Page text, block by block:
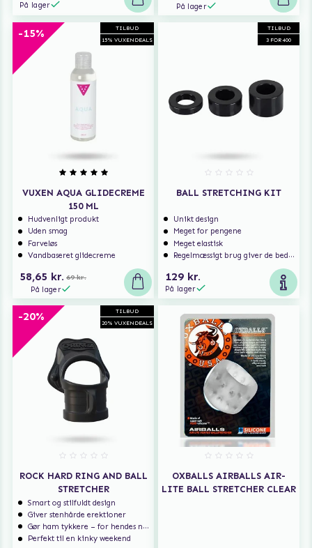
På lager På lager
TILBUD
15% VUXENDEALS
-15%
VUXEN AQUA GLIDECREME
150 ML
Hudvenligt produkt
Uden smag
Farveløs
Vandbaseret glidecreme
58,65 kr. 69 kr.
På lager
TILBUD
3 FOR 400
BALL STRETCHING KIT
Unikt design
Meget for pengene
Meget elastisk
Regelmæssigt brug giver de bedste resultater
129 kr.
På lager
TILBUD
20% VUXENDEALS
-20%
ROCK HARD RING AND BALL
STRETCHER
Smart og stilfuldt design
Giver stenhårde erektioner
Gør ham tykkere – for hendes nydelse
Perfekt til en kinky weekend
OXBALLS AIRBALLS AIR-
LITE BALL STRETCHER CLEAR